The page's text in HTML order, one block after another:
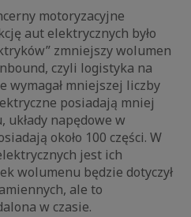
motoryzacyjne
aut elektrycznych było
zmniejszy wolumen
czyli logistyka na
wymagał mniejszej liczby
posiadają mniej
układy napędowe w
około 100 części. W
jest ich
wolumenu będzie dotyczył
ale to
w czasie.